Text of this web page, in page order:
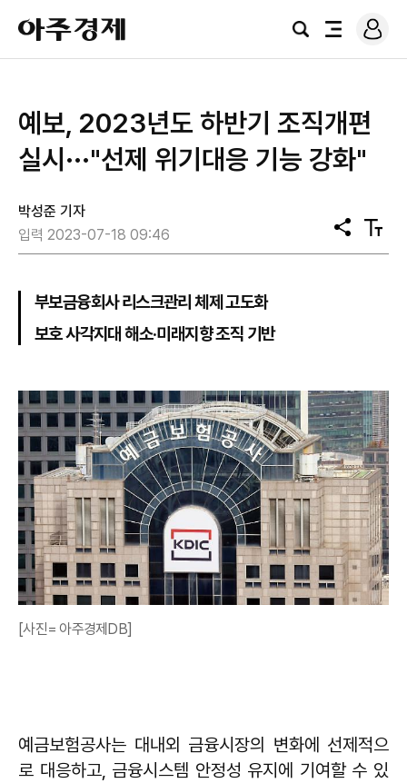
아
주
경
검
전
로
그
예보, 2023년도 하반기 조직개편
실시​···"선제 위기대응 기능 강화"
박성준 기자
입력 2023-07-18 09:46
공
유
텍
스
부보금융회사 리스크관리 체제 고도화
보호 사각지대 해소·미래지향 조직 기반
[사진= 아주경제DB]
예금보험공사는 대내외 금융시장의 변화에 선제적으
로 대응하고, 금융시스템 안정성 유지에 기여할 수 있